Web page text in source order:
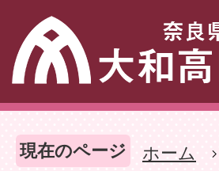
現在のページ ホーム